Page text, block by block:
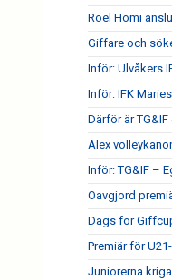
Roel Homi
Giffare och
Inför: Ulvåkers
Inför: IFK
Därför är
Alex
Inför: TG&IF –
Oavgjord
Dags för
Premiär för
Juniorerna